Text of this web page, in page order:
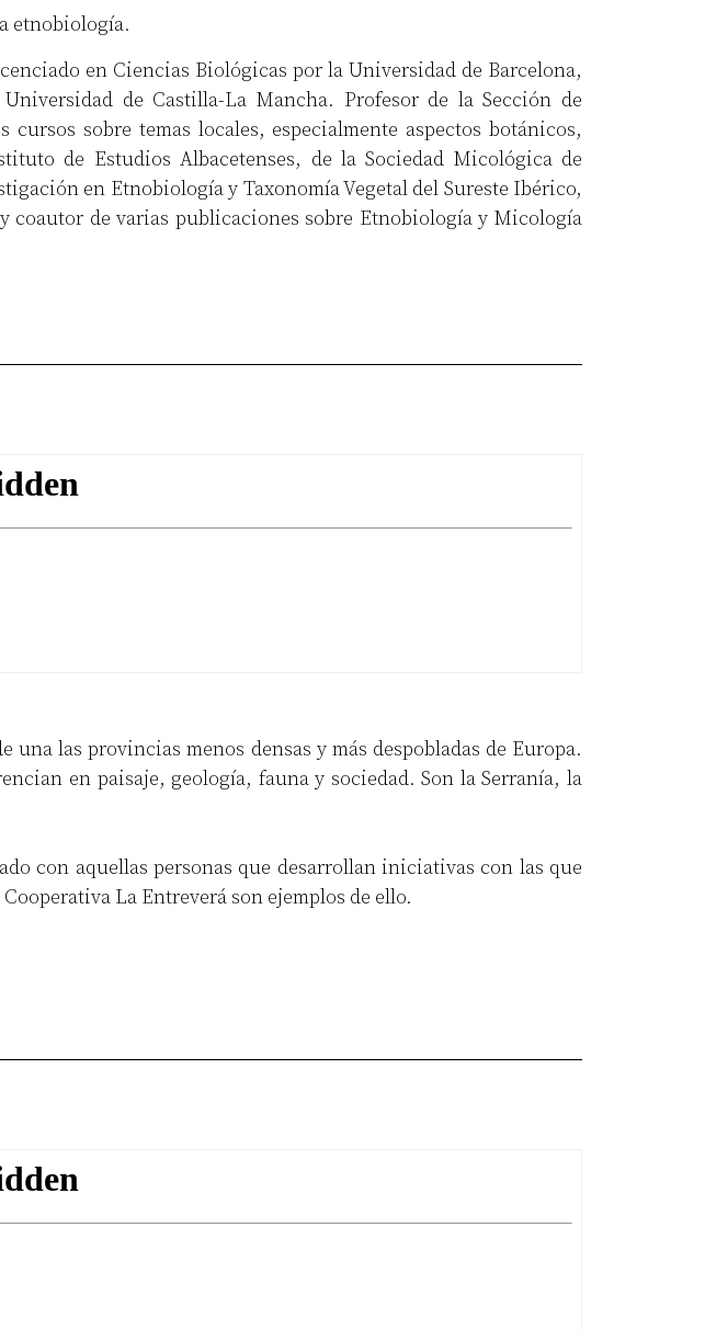
etnobiología.
en Ciencias Biológicas por la Universidad de Barcelona,
de Castilla-La Mancha. Profesor de la Sección de
sobre temas locales, especialmente aspectos botánicos,
de Estudios Albacetenses, de la Sociedad Micológica de
en Etnobiología y Taxonomía Vegetal del Sureste Ibérico,
de varias publicaciones sobre Etnobiología y Micología
las provincias menos densas y más despobladas de Europa.
en paisaje, geología, fauna y sociedad. Son la Serranía, la
con aquellas personas que desarrollan iniciativas con las que
La Entreverá son ejemplos de ello.